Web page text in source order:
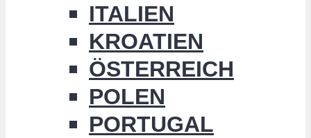
ITALIEN
KROATIEN
ÖSTERREICH
POLEN
PORTUGAL